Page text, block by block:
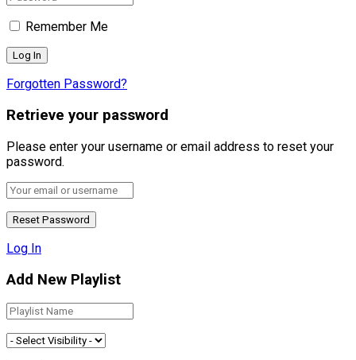
Remember Me
Forgotten Password?
Retrieve your password
Please enter your username or email address to reset your
password.
Log In
Add New Playlist